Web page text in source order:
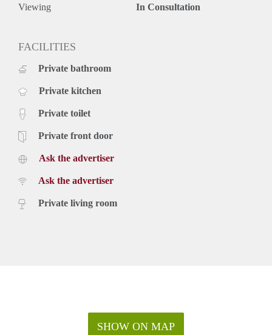
Viewing In Consultation
FACILITIES
Private bathroom
Private kitchen
Private toilet
Private front door
Ask the advertiser
Ask the advertiser
Private living room
SHOW ON MAP